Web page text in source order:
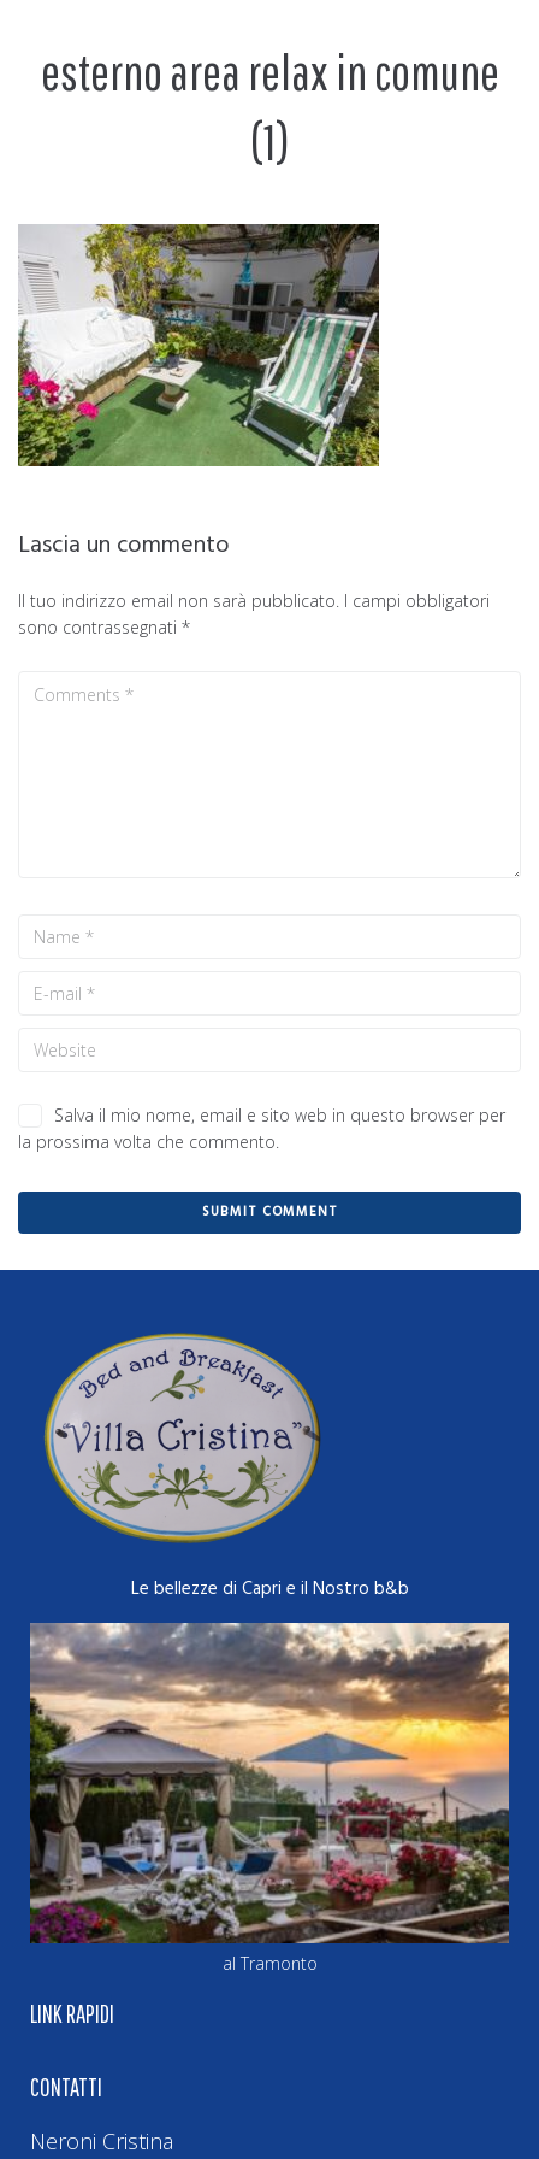
esterno area relax in comune
(1)
Lascia un commento
Il tuo indirizzo email non sarà pubblicato. I campi obbligatori
sono contrassegnati *
Salva il mio nome, email e sito web in questo browser per
la prossima volta che commento.
Le bellezze di Capri e il Nostro b&b
al Tramonto
LINK RAPIDI
CONTATTI
Neroni Cristina